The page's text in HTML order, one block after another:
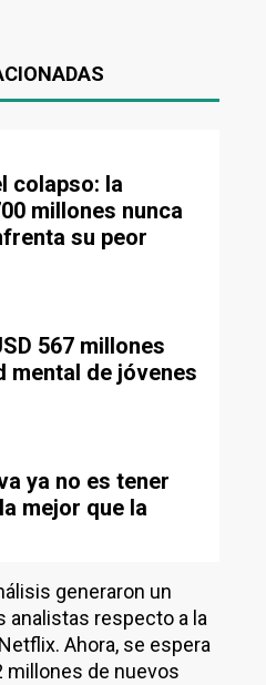
colapso: la
millones nunca
su peor
567 millones
mental de jóvenes
ya no es tener
mejor que la
generaron un
analistas respecto a la
Ahora, se espera
millones de nuevos